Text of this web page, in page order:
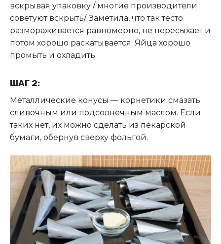
вскрывая упаковку / многие производители
советуют вскрыть/. Заметила, что так тесто
размораживается равномерно, не пересыхает и
потом хорошо раскатывается. Яйца хорошо
промыть и охладить
ШАГ 2:
Металлические конусы — корнетики смазать
сливочным или подсолнечным маслом. Если
таких нет, их можно сделать из пекарской
бумаги, обернув сверху фольгой.